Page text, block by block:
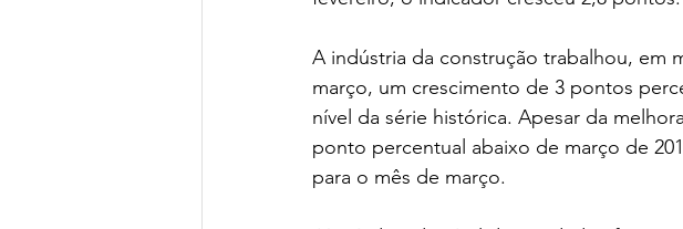
A indústria da construção trabalhou, em
março, um crescimento de 3 pontos
nível da série histórica. Apesar da
ponto percentual abaixo de março de
para o mês de março.